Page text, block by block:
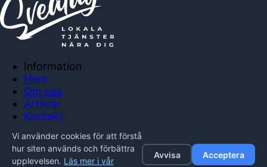
Information
Hem
Om oss
Artiklar
Kontakt
Integritetspolicy
Vi använder cookies för att förstå
hur siten används och förbättra
upplevelsen. Läs mer i vår
Avvisa Acceptera